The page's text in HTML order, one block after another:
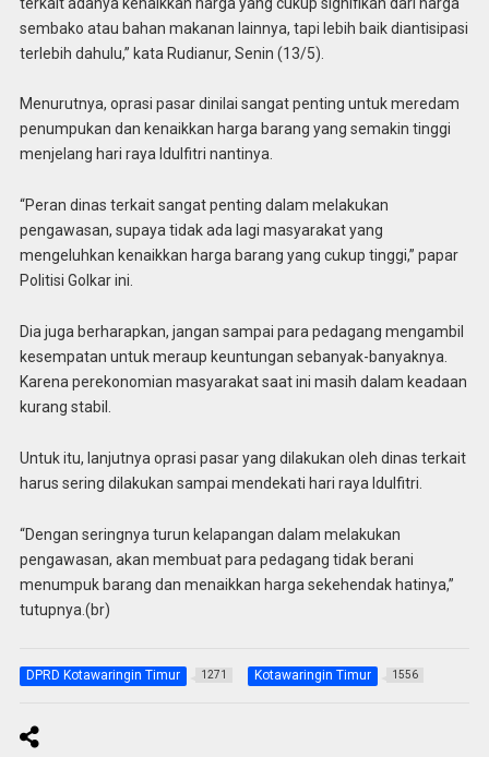
sembako atau bahan makanan lainnya, tapi lebih baik diantisipasi
terlebih dahulu,” kata Rudianur, Senin (13/5).
Menurutnya, oprasi pasar dinilai sangat penting untuk meredam
penumpukan dan kenaikkan harga barang yang semakin tinggi
menjelang hari raya Idulfitri nantinya.
“Peran dinas terkait sangat penting dalam melakukan
pengawasan, supaya tidak ada lagi masyarakat yang
mengeluhkan kenaikkan harga barang yang cukup tinggi,” papar
Politisi Golkar ini.
Dia juga berharapkan, jangan sampai para pedagang mengambil
kesempatan untuk meraup keuntungan sebanyak-banyaknya.
Karena perekonomian masyarakat saat ini masih dalam keadaan
kurang stabil.
Untuk itu, lanjutnya oprasi pasar yang dilakukan oleh dinas terkait
harus sering dilakukan sampai mendekati hari raya Idulfitri.
“Dengan seringnya turun kelapangan dalam melakukan
pengawasan, akan membuat para pedagang tidak berani
menumpuk barang dan menaikkan harga sekehendak hatinya,”
tutupnya.(br)
DPRD Kotawaringin Timur 1271 Kotawaringin Timur 1556